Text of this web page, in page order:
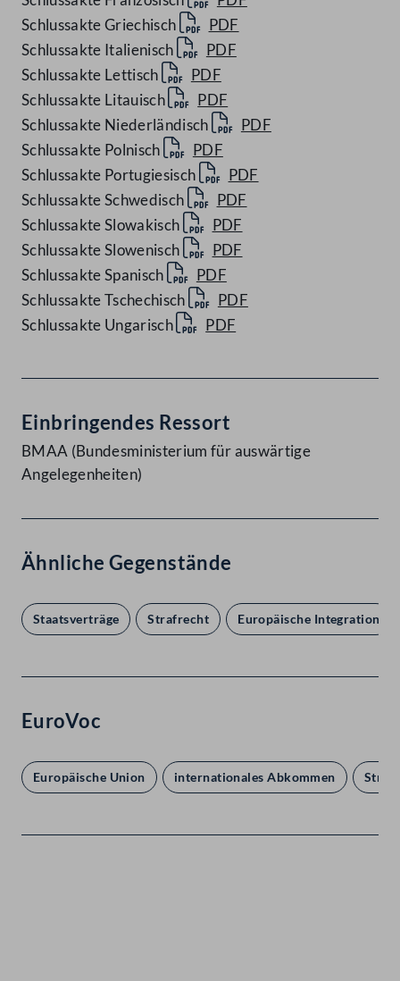
Schlussakte Griechisch
PDF
Schlussakte Italienisch
PDF
Schlussakte Lettisch
PDF
Schlussakte Litauisch
PDF
Schlussakte Niederländisch
PDF
Schlussakte Polnisch
PDF
Schlussakte Portugiesisch
PDF
Schlussakte Schwedisch
PDF
Schlussakte Slowakisch
PDF
Schlussakte Slowenisch
PDF
Schlussakte Spanisch
PDF
Schlussakte Tschechisch
PDF
Schlussakte Ungarisch
PDF
Einbringendes Ressort
BMAA (Bundesministerium für auswärtige
Angelegenheiten)
Ähnliche Gegenstände
Staatsverträge Strafrecht Europäische Integration
EuroVoc
Europäische Union internationales Abkommen